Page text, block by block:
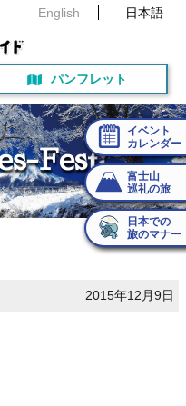
English 日本語
パンフレット
イベント
カレンダー
富士山
巡礼の旅
日本での
旅のマナー
s-Festival
2015年12月9日